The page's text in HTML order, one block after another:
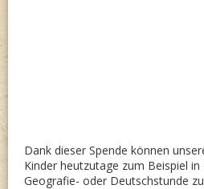
Dank dieser Spende können
Kinder heutzutage zum Beispiel
Geografie- oder Deutschstunde